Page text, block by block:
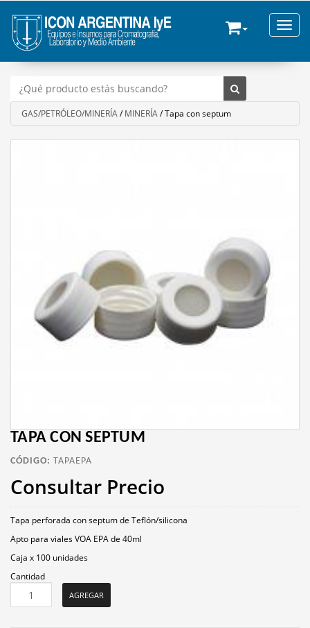
GAS/PETRÓLEO/MINERÍA/MINERÍA/Tapa con septum
TAPA CON SEPTUM
CÓDIGO: TAPAEPA
Consultar Precio
Tapa perforada con septum de Teflón/silicona
Apto para viales VOA EPA de 40ml
Caja x 100 unidades
Cantidad